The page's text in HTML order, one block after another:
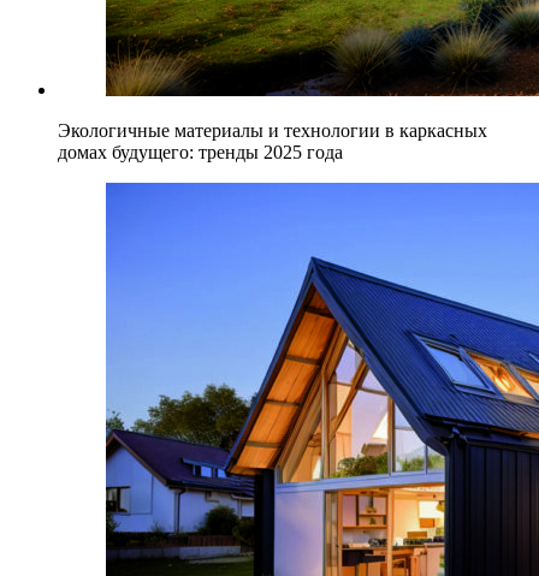
Экологичные материалы и технологии в каркасных
домах будущего: тренды 2025 года